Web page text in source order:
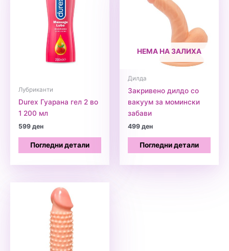
Лубриканти
Durex Гуарана гел 2 во
1 200 мл
599ден
Погледни детали
НЕМА НА ЗАЛИХА
Дилда
Закривено дилдо со
вакуум за момински
забави
499ден
Погледни детали